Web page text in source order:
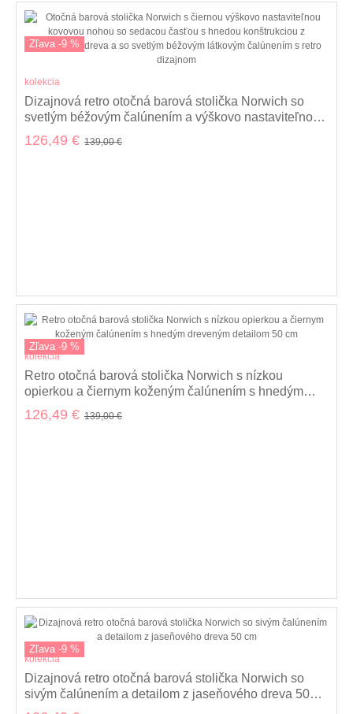
Zľava -9 %
kolekcia
Dizajnová retro otočná barová stolička Norwich so
svetlým béžovým čalúnením a výškovo nastaviteľnou
nohou 58 cm
126,49 € 139,00 €
Zľava -9 %
kolekcia
Retro otočná barová stolička Norwich s nízkou
opierkou a čiernym koženým čalúnením s hnedým
dreveným detailom 50 cm
126,49 € 139,00 €
Zľava -9 %
kolekcia
Dizajnová retro otočná barová stolička Norwich so
sivým čalúnením a detailom z jaseňového dreva 50
cm